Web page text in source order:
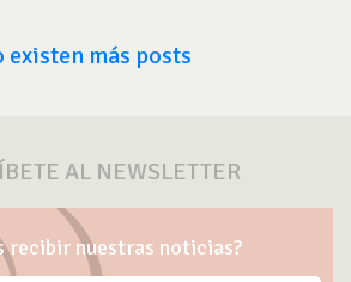
existen más posts
AL NEWSLETTER
recibir nuestras noticias?